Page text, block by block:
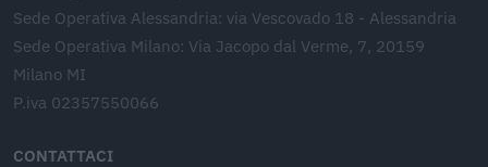
Sede Operativa Alessandria: via Vescovado 18 - Alessandria
Sede Operativa Milano: Via Jacopo dal Verme, 7, 20159
Milano MI
P.iva 02357550066
CONTATTACI